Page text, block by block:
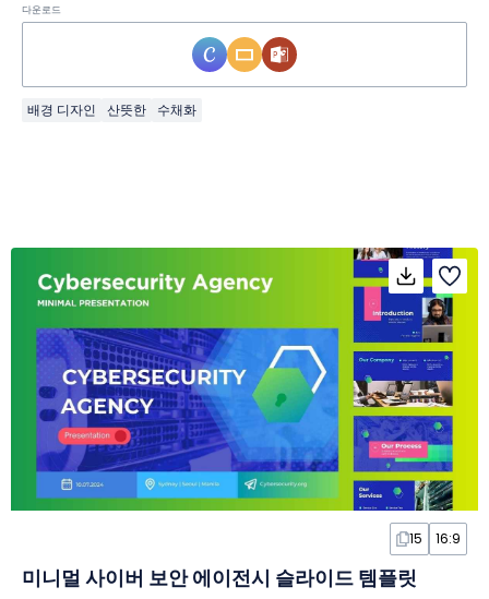
다운로드
배경 디자인 산뜻한 수채화
15 16:9
미니멀 사이버 보안 에이전시 슬라이드 템플릿